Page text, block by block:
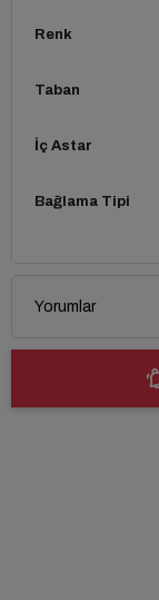
Renk
Taban
İç Astar
Bağlama Tipi
Yorumlar